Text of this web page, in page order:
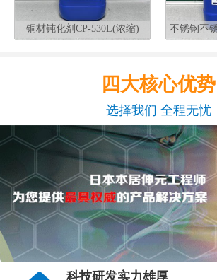
铜材钝化剂CP-530L(浓缩)
不锈钢不
四大核心优势
选择我们 全程无忧
科技研发实力雄厚